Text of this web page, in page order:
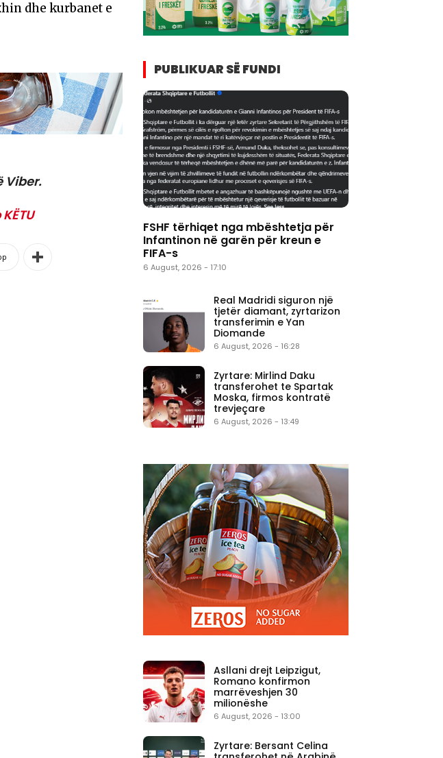
dhe kurbanet e
Viber.
PUBLIKUAR SË FUNDI
FSHF tërhiqet nga mbështetja për
Infantinon në garën për kreun e
FIFA-s
6 August, 2026 - 17:10
Real Madridi siguron një
tjetër diamant, zyrtarizon
transferimin e Yan
Diomande
6 August, 2026 - 16:28
Zyrtare: Mirlind Daku
transferohet te Spartak
Moska, firmos kontratë
trevjeçare
6 August, 2026 - 13:49
Asllani drejt Leipzigut,
Romano konfirmon
marrëveshjen 30
milionëshe
6 August, 2026 - 13:00
Zyrtare: Bersant Celina